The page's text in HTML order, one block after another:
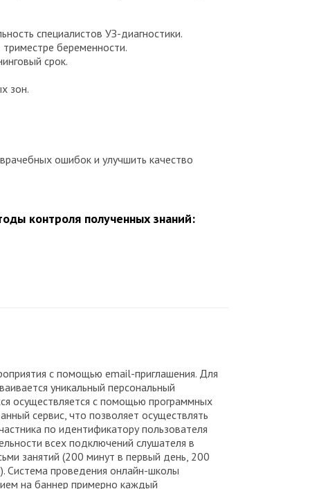
специалистов УЗ-диагностики.
беременности.
срок.
зон.
ошибок и улучшить качество
контроля полученных знаний:
с помощью email-приглашения. Для
уникальный персональный
осуществляется с помощью программных
сервис, что позволяет осуществлять
по идентификатору пользователя
всех подключений слушателя в
занятий (200 минут в первый день, 200
Система проведения онлайн-школы
на баннер примерно каждый